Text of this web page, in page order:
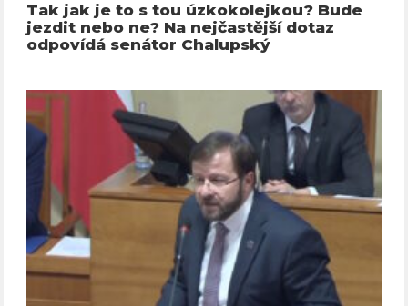
Tak jak je to s tou úzkokolejkou? Bude
jezdit nebo ne? Na nejčastější dotaz
odpovídá senátor Chalupský